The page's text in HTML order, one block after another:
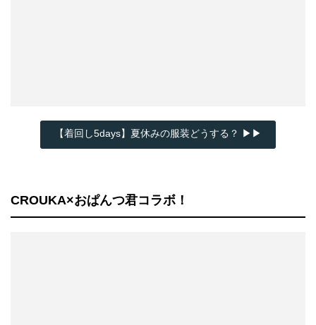
【着回し5days】夏休みの服装どうする？ ▶▶
CROUKA×おぱんつ君コラボ！